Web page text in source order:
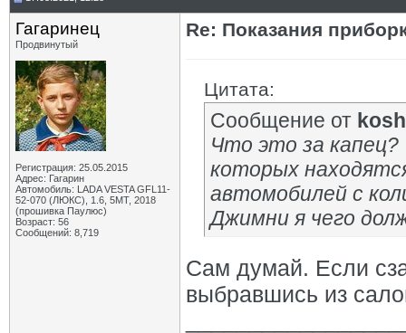
Гагаринец
Продвинутый
Регистрация: 25.05.2015
Адрес: Гагарин
Автомобиль: LADA VESTA GFL11-
52-070 (ЛЮКС), 1.6, 5МТ, 2018
(прошивка Паулюс)
Возраст: 56
Сообщений: 8,719
Re: Показания
Цитата:
Сообщение от
Что это за
которых
автомобилей с
Джимни я чего
Сам думай. Если
выбравшись из